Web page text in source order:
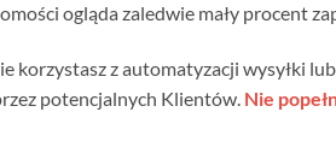
ogląda zaledwie mały procent
korzystasz z automatyzacji wysyłki
potencjalnych Klientów. Nie